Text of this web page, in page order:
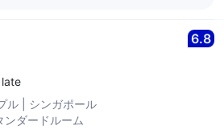
to hosting you again. Have a
Adyar Park
6.8
ル
シンガポール
ダードルーム